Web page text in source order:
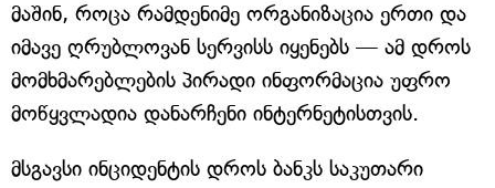
მაშინ, როცა რამდენიმე ორგანიზაცია ერთი და
იმავე ღრუბლოვან სერვისს იყენებს — ამ დროს
მომხმარებლების პირადი ინფორმაცია უფრო
მოწყვლადია დანარჩენი ინტერნეტისთვის.
მსგავსი ინციდენტის დროს ბანკს საკუთარი